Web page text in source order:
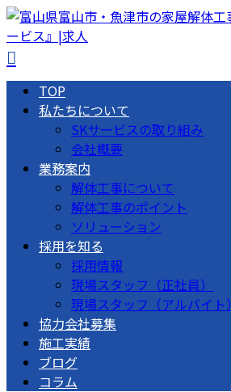
TOP
私たちについて
SKサービスの取り組み
会社概要
業務案内
解体工事について
解体工事のポイント
ソリューション
採用を知る
採用情報
現場スタッフ（正社員）
現場スタッフ（アルバイト）
協力会社募集
施工実績
ブログ
コラム